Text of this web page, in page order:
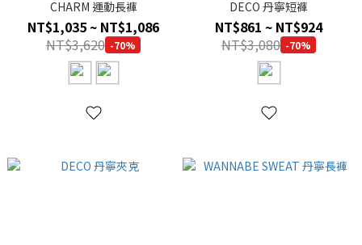
CHARM 運動長褲
NT$1,035 ~ NT$1,086
NT$3,620 -70%
DECO 丹寧短褲
NT$861 ~ NT$924
NT$3,080 -70%